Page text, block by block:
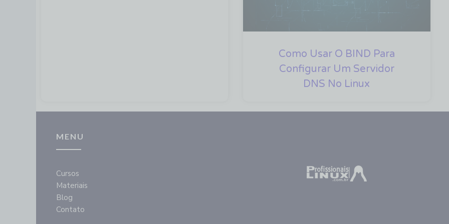
Como Usar O BIND Para
Configurar Um Servidor
DNS No Linux
MENU
Cursos
Materiais
Blog
Contato